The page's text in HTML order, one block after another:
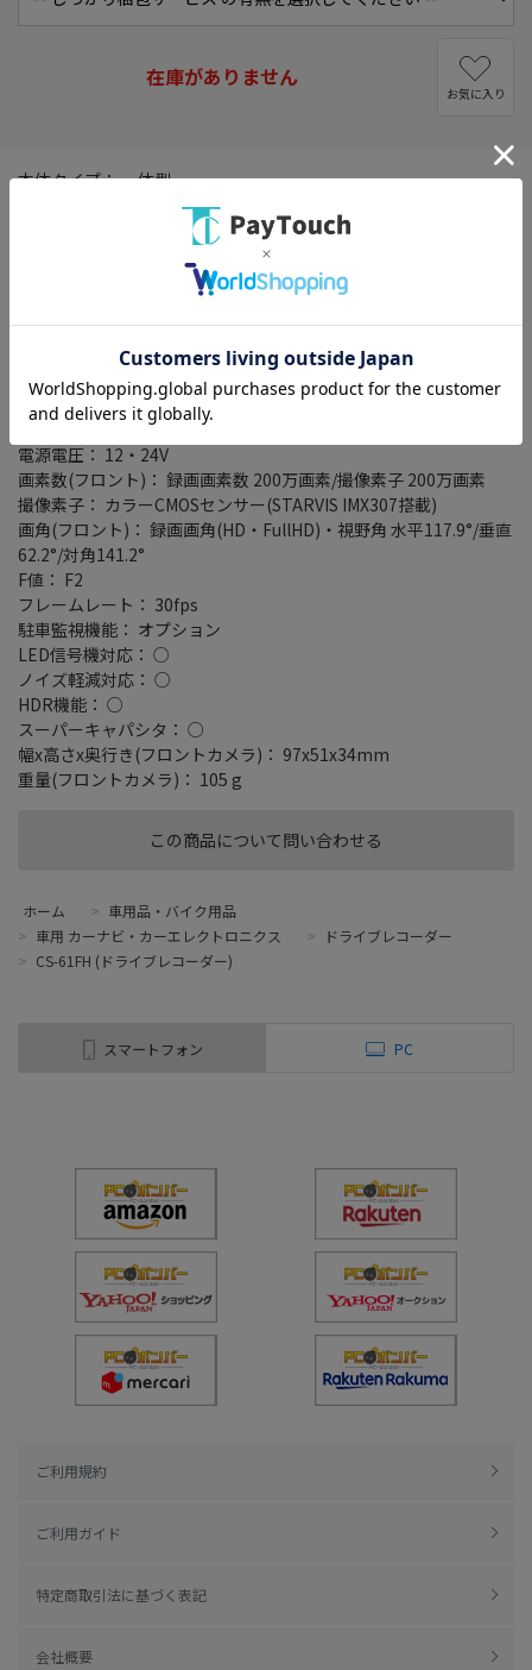
この商品について問い合わせる
在庫がありません
お気に入り
本体タイプ： 一体型
カメラタイプ： デュアルカメラ(車外・車内撮影)
動作温度範囲： -10℃～+60℃
録画・録音機能： 常時録画/G(加速度)センサー録画/手動録画/音声
録音(ON/OFF切換え可能)
対応メディア： microSDHCカード(8GB～32GB)/microSDXCカー
録画ファイル構成(常時録画)： 1分
イベント録画時間： 前5秒・後20秒
買替補償金制度対象： ○
電源電圧： 12・24V
画素数(フロント)： 録画画素数 200万画素/撮像素子 200万画素
撮像素子： カラーCMOSセンサー(STARVIS IMX307搭載)
画角(フロント)： 録画画角(HD・FullHD)・視野角 水平117.9°/垂直
62.2°/対角141.2°
F値： F2
フレームレート： 30fps
駐車監視機能： オプション
LED信号機対応： ○
ノイズ軽減対応： ○
HDR機能： ○
スーパーキャパシタ： ○
幅x高さx奥行き(フロントカメラ)： 97x51x34mm
重量(フロントカメラ)： 105 g
ホーム > 車用品・バイク用品
> 車用 カーナビ・カーエレクトロニクス >
ドライブレコーダー
> CS-61FH (ドライブレコーダー)
スマートフォン PC
ご利用規約
ご利用ガイド
特定商取引法に基づく表記
会社概要